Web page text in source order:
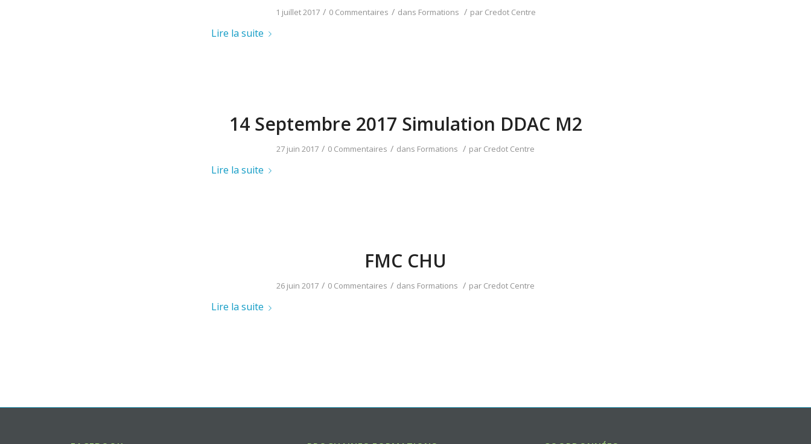
1 juillet 2017 / 0 Commentaires / dans Formations / par Credot Centre
Lire la suite
14 Septembre 2017 Simulation DDAC M2
27 juin 2017 / 0 Commentaires / dans Formations / par Credot Centre
Lire la suite
FMC CHU
26 juin 2017 / 0 Commentaires / dans Formations / par Credot Centre
Lire la suite